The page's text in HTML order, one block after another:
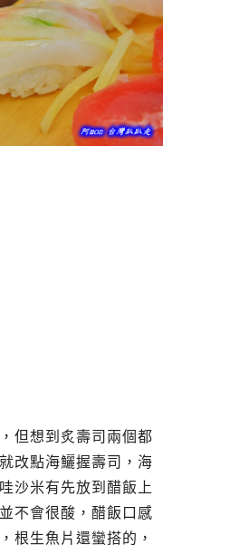
但想到炙壽司兩個都
改點海鱺握壽司，海
沙米有先放到醋飯上
不會很酸，醋飯口感
根生魚片還蠻搭的，